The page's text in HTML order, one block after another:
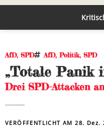
AfD, SPD AfD,Politik, SPD
„Totale Panik
Drei SPD-Attacken
VERÖFFENTLICHT AM28. Dez.